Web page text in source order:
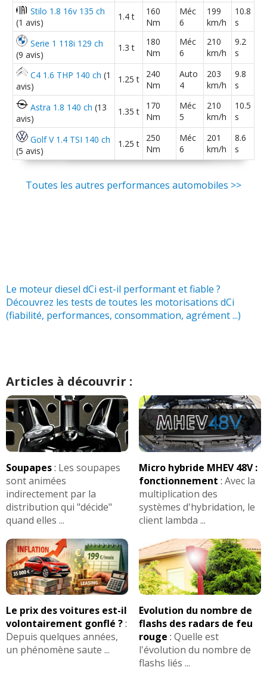
Stilo 1.8 16v 135 ch
(1 avis)
1.4 t
160
Nm
Méc
6
199
km/h
10.8
s
Serie 1 118i 129 ch
(9 avis)
1.3 t
180
Nm
Méc
6
210
km/h
9.2
s
C4 1.6 THP 140 ch (1
avis)
1.25 t
240
Nm
Auto
4
203
km/h
9.8
s
Astra 1.8 140 ch (13
avis)
1.35 t
170
Nm
Méc
5
210
km/h
10.5
s
Golf V 1.4 TSI 140 ch
(5 avis)
1.25 t
250
Nm
Méc
6
201
km/h
8.6
s
Toutes les autres performances automobiles >>
Le moteur diesel dCi est-il performant et fiable ?
Découvrez les tests de toutes les motorisations dCi
(fiabilité, performances, consommation, agrément ...)
Articles à découvrir :
Soupapes: Les soupapes
sont animées
indirectement par la
distribution qui "décide"
quand elles ...
Micro hybride MHEV 48V :
fonctionnement : Avec la
multiplication des
systèmes d'hybridation, le
client lambda ...
Le prix des voitures est-il
volontairement gonflé ?:
Depuis quelques années,
un phénomène saute ...
Evolution du nombre de
flashs des radars de feu
rouge : Quelle est
l'évolution du nombre de
flashs liés ...